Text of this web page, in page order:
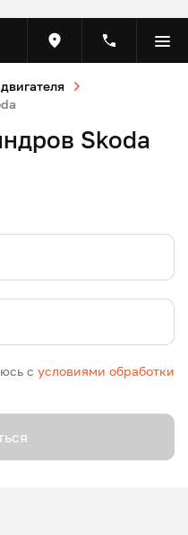
Skoda
с условиями обработки